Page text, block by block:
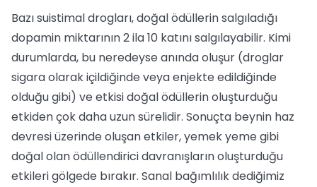
Bazı suistimal drogları, doğal ödüllerin salgıladığı
dopamin miktarının 2 ila 10 katını salgılayabilir. Kimi
durumlarda, bu neredeyse anında oluşur (droglar
sigara olarak içildiğinde veya enjekte edildiğinde
olduğu gibi) ve etkisi doğal ödüllerin oluşturduğu
etkiden çok daha uzun sürelidir. Sonuçta beynin haz
devresi üzerinde oluşan etkiler, yemek yeme gibi
doğal olan ödüllendirici davranışların oluşturduğu
etkileri gölgede bırakır. Sanal bağımlılık dediğimiz